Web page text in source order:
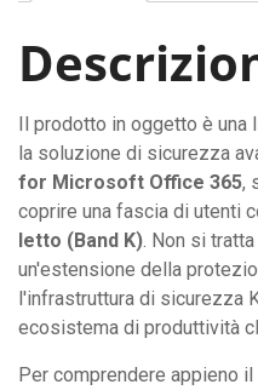
Il prodotto in oggetto è una
la soluzione di sicurezza
for Microsoft Office 365,
coprire una fascia di utenti
letto (Band K). Non si
un'estensione della
l'infrastruttura di sicurezza
ecosistema di produttività
Per comprendere appieno